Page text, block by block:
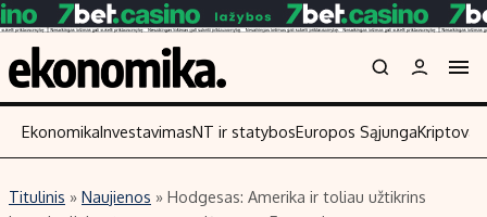
EkonomikaInvestavimasNT ir statybosEuropos Sąjunga
Titulinis » Naujienos » Hodgesas: Amerika ir toliau užtikrins